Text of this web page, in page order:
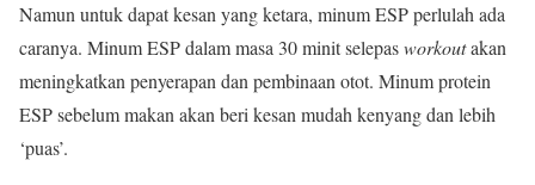
Namun untuk dapat kesan yang ketara, minum ESP perlulah ada
caranya. Minum ESP dalam masa 30 minit selepasworkoutakan
meningkatkan penyerapan dan pembinaan otot. Minum protein
ESP sebelum makan akan beri kesan mudah kenyang dan lebih
‘puas’.